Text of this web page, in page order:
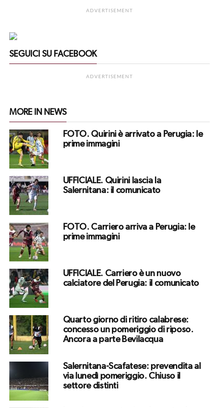
ADVERTISEMENT
SEGUICI SU FACEBOOK
ADVERTISEMENT
MORE IN NEWS
FOTO. Quirini è arrivato a Perugia: le
prime immagini
UFFICIALE. Quirini lascia la
Salernitana: il comunicato
FOTO. Carriero arriva a Perugia: le
prime immagini
UFFICIALE. Carriero è un nuovo
calciatore del Perugia: il comunicato
Quarto giorno di ritiro calabrese:
concesso un pomeriggio di riposo.
Ancora a parte Bevilacqua
Salernitana-Scafatese: prevendita al
via lunedì pomeriggio. Chiuso il
settore distinti